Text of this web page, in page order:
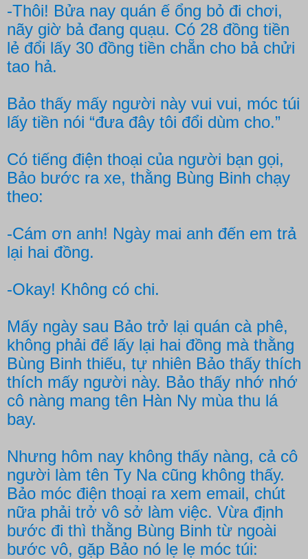
-Thôi! Bửa nay quán ế ổng bỏ đi chơi,
nãy giờ bả đang quạu. Có 28 đồng tiền
lẻ đổi lấy 30 đồng tiền chẵn cho bả chửi
tao hả.
Bảo thấy mấy người này vui vui, móc túi
lấy tiền nói “đưa đây tôi đổi dùm cho.”
Có tiếng điện thoại của người bạn gọi,
Bảo bước ra xe, thằng Bùng Binh chạy
theo:
-Cám ơn anh! Ngày mai anh đến em trả
lại hai đồng.
-Okay! Không có chi.
Mấy ngày sau Bảo trở lại quán cà phê,
không phải để lấy lại hai đồng mà thằng
Bùng Binh thiếu, tự nhiên Bảo thấy thích
thích mấy người này. Bảo thấy nhớ nhớ
cô nàng mang tên Hàn Ny mùa thu lá
bay.
Nhưng hôm nay không thấy nàng, cả cô
người làm tên Ty Na cũng không thấy.
Bảo móc điện thoại ra xem email, chút
nữa phải trở vô sở làm việc. Vừa định
bước đi thì thằng Bùng Binh từ ngoài
bước vô, gặp Bảo nó lẹ lẹ móc túi: